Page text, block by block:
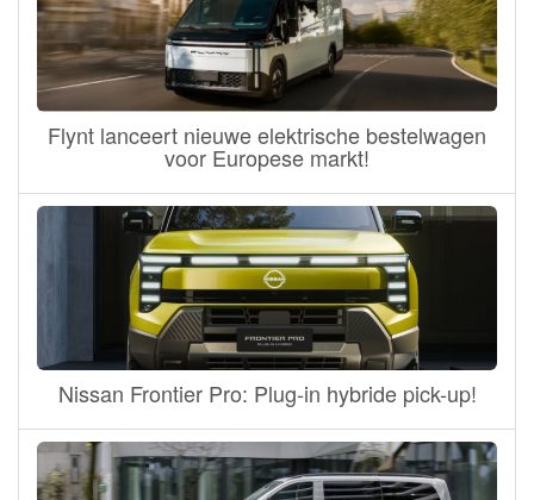
Flynt lanceert nieuwe elektrische bestelwagen
voor Europese markt!
Nissan Frontier Pro: Plug-in hybride pick-up!